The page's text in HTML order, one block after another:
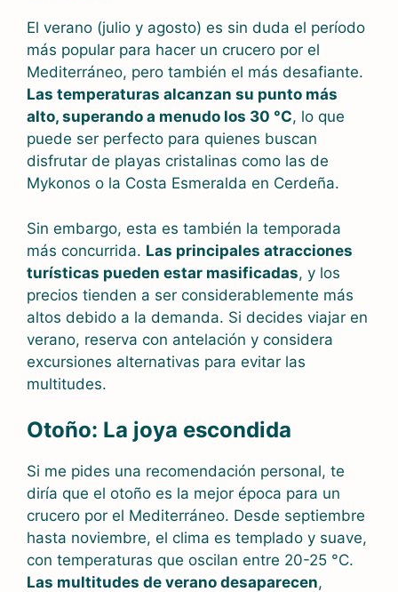
El verano (julio y agosto) es sin duda el período
más popular para hacer un crucero por el
Mediterráneo, pero también el más desafiante.
Las temperaturas alcanzan su punto más
alto, superando a menudo los 30 °C, lo que
puede ser perfecto para quienes buscan
disfrutar de playas cristalinas como las de
Mykonos o la Costa Esmeralda en Cerdeña.
Sin embargo, esta es también la temporada
más concurrida. Las principales atracciones
turísticas pueden estar masificadas, y los
precios tienden a ser considerablemente más
altos debido a la demanda. Si decides viajar en
verano, reserva con antelación y considera
excursiones alternativas para evitar las
multitudes.
Otoño: La joya escondida
Si me pides una recomendación personal, te
diría que el otoño es la mejor época para un
crucero por el Mediterráneo. Desde septiembre
hasta noviembre, el clima es templado y suave,
con temperaturas que oscilan entre 20-25 °C.
Las multitudes de verano desaparecen,